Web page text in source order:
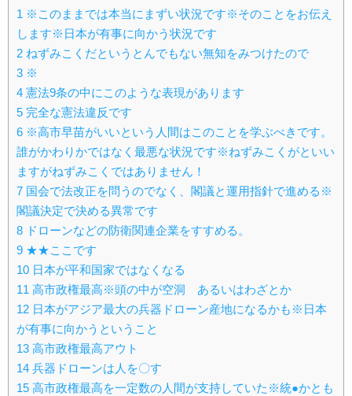
1 ※このままでは本当にまずい状況です※そのことをお伝え
します※日本が有事に向かう状況です
2 ねずみこくだというとんでもない無知をみつけたので
3 ※
4 憲法9条の中にこのような表現があります
5 完全な憲法違反です
6 ※高市早苗がいいという人間はこのことを学ぶべきです。
誰がかわりかではなく最悪な状況です※ねずみこくがといい
ますがねずみこくではありません！
7 国会で法改正を問うのでなく、閣議と運用指針で進める※
閣議決定で決める異常です
8 ドローンなどの防衛関連企業をすすめる。
9 ★★ここです
10 日本が平和国家ではなくなる
11 高市政権最高※頭の中が空洞 あるいはわざとか
12 日本がアジア最大の兵器ドローン産地になるかも※日本
が有事に向かうということ
13 高市政権最高アウト
14 兵器ドローンは人を〇す
15 高市政権最高を一定数の人間が支持していた※統●かとも